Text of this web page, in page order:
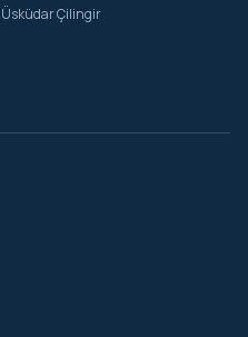
Üsküdar Çilingir